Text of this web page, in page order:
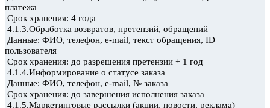
платежа
Срок хранения: 4 года
4.1.3.Обработка возвратов, претензий, обращений
Данные: ФИО, телефон, e-mail, текст обращения, ID
пользователя
Срок хранения: до разрешения претензии + 1 год
4.1.4.Информирование о статусе заказа
Данные: ФИО, телефон, e-mail, № заказа
Срок хранения: до завершения исполнения заказа
4.1.5.Маркетинговые рассылки (акции, новости, реклама)